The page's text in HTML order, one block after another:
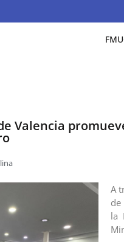
Valencia
A
la